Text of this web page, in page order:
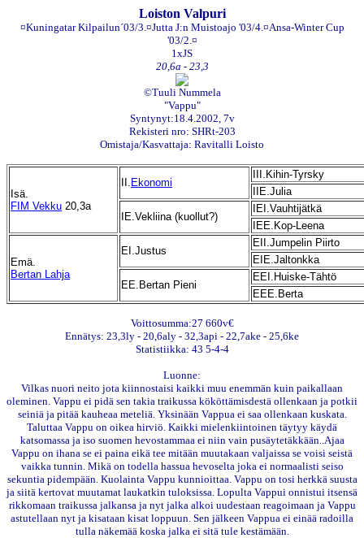
Loiston Valpuri
¤Kuningatar Kilpailun´03/3.¤Jutta J:n Muistoajo '03/4.¤Ansa-Winter Cup
'03/2.¤
1xJS
20,6a - 23,3
©Tuuli Nummela
"Vappu"
Syntynyt:18.4.2002, 7v
Rekisteri nro: SHRt-203
Omistaja/Kasvattaja: Ravitalli Loisto
Isä.
FIM Vekku 20,3a
II. Ekonomi
III.Kihin-Tyrsky
IIE.Julia
IE.Vekliina (kuollut?)
IEI.Vauhtijätkä
IEE.Kop-Leena
Emä.
Bertan Lahja
EI.Justus
EII.Jumpelin Piirto
EIE.Jaltonkka
EE.Bertan Pieni
EEI.Huiske-Tähtö
EEE.Berta
Voittosumma:27 660v€
Ennätys: 23,3ly - 20,6aly - 32,3api - 22,7ake - 25,6ke
Statistiikka: 43 5-4-4
Luonne:
Vilkas nuori neito jota kiinnostaisi kaikki muu enemmän kuin paikallaan
oleminen. Vappu ei pidä sen takia traikussa kököttämisdestä ollenkaan ja potkii
seiniä ja pitää kauheaa meteliä. Yksinään Vappua ei saa ollenkaan kuskata.
Taluttaa Vappu on oikea hirviö. Kaikki mielenkiintoinen täytyy käydä
katsomassa ja iso suomen hevostammaa ei niin vain pusäytetäkkään..Ajaa
Vappu on ihana se ei paina eikä tee mitään muutakaan valjaissa se voisi seistä
vaikka tunnin. Mikä on todella hassua hevoselta joka ei normaalisti seiso
sekuntia pidempään. Kuolainta Vappu kunnioittaa. Vappu on tosi herkkä suusta
ja siitä kertovat muutamat laukatkin tuloksissa. Lopulta Vappui onnistui itsensä
rikkomaan traikussa jalkansa ja nyt jalka alkoi uudestaan reagoimaan ja Vappu
astutellaan nyt ja kisataan kisat loppuun. Sen jälkeen Vappua ei einää radoilla
tulla näkemää koska jalka ei sitä tule kestämään.